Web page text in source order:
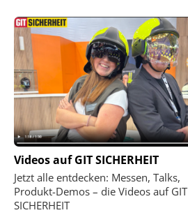
Videos auf GIT SICHERHEIT
Jetzt alle entdecken: Messen, Talks,
Produkt-Demos – die Videos auf GIT
SICHERHEIT